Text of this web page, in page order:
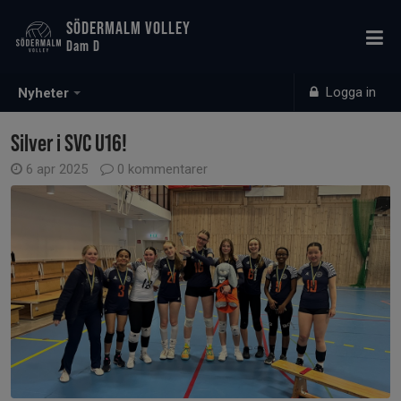
Nyheter Logga in
SÖDERMALM VOLLEY
Dam D
Silver i SVC U16!
6 apr 2025 0 kommentarer